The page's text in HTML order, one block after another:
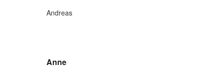
Andreas
Anne